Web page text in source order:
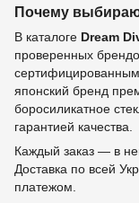
Почему
В каталоге Dream
проверенных
японский бренд
боросиликатное
гарантией качества.
Каждый заказ — в
Доставка по всей
платежом.